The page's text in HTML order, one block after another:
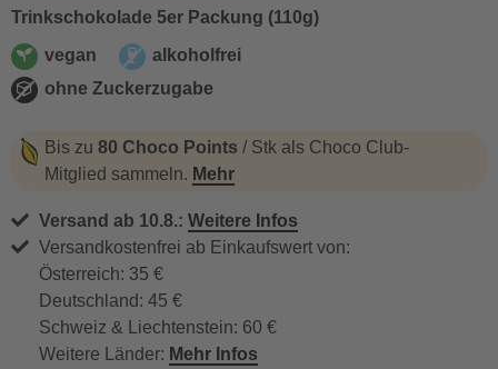
Trinkschokolade 5er Packung (110g)
vegan
vegan
alkoholfrei
alkoholfrei
ohne Zuckerzugabe
Bis zu 80 Choco Points / Stk als Choco Club-
Mitglied sammeln. Mehr
Versand ab 10.8.: Weitere Infos
Versandkostenfrei ab Einkaufswert von:
Österreich: 35 €
Deutschland: 45 €
Schweiz & Liechtenstein: 60 €
Weitere Länder: Mehr Infos